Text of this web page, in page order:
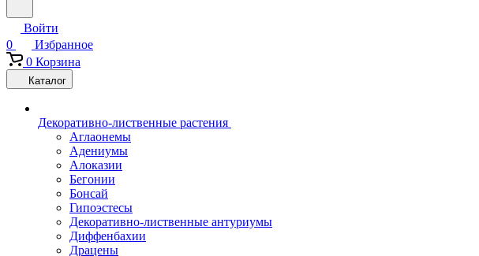
Войти
0
Избранное
0 Корзина
Каталог
Декоративно-лиственные растения
Аглаонемы
Адениумы
Алоказии
Бегонии
Бонсай
Гипоэстесы
Декоративно-лиственные антуриумы
Диффенбахии
Драцены